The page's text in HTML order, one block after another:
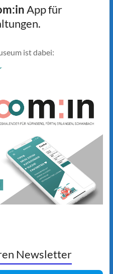
App für
ist dabei:
Newsletter